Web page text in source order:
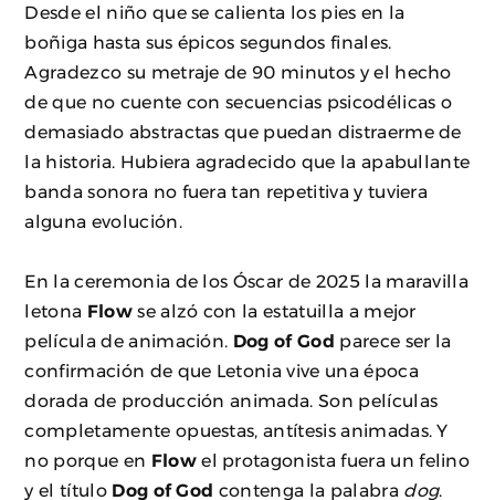
Desde el niño que se calienta los pies en la
boñiga hasta sus épicos segundos finales.
Agradezco su metraje de 90 minutos y el hecho
de que no cuente con secuencias psicodélicas o
demasiado abstractas que puedan distraerme de
la historia. Hubiera agradecido que la apabullante
banda sonora no fuera tan repetitiva y tuviera
alguna evolución.
En la ceremonia de los Óscar de 2025 la maravilla
letona Flowse alzó con la estatuilla a mejor
película de animación. Dog of God parece ser la
confirmación de que Letonia vive una época
dorada de producción animada. Son películas
completamente opuestas, antítesis animadas. Y
no porque en Flowel protagonista fuera un felino
y el título Dog of God contenga la palabra dog.